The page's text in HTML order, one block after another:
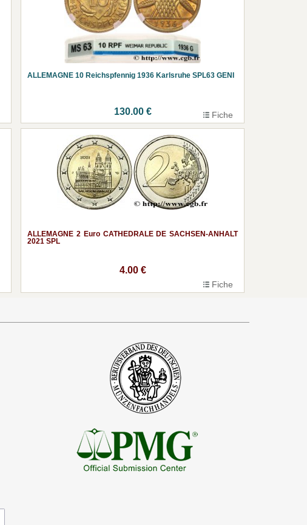
ALLEMAGNE 10 Reichspfennig 1936 Karlsruhe SPL63 GENI
130.00 € Fiche
ALLEMAGNE 2 Euro CATHEDRALE DE SACHSEN-ANHALT
2021 SPL
4.00 €
Fiche